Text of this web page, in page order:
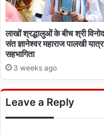
लाखों श्रद्धालुओं के बीच श्री
संत ज्ञानेश्वर महाराज पालखी
सहभागिता
3 weeks ago
Leave a Reply